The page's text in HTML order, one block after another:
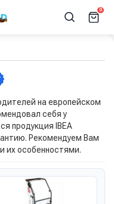
0
на европейском
себя у
продукция IBEA
Рекомендуем Вам
их особенностями.